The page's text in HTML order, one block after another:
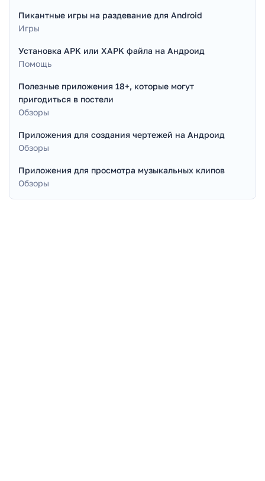
Пикантные игры на раздевание для Android
Игры
Установка APK или XAPK файла на Андроид
Помощь
Полезные приложения 18+, которые могут
пригодиться в постели
Обзоры
Приложения для создания чертежей на Андроид
Обзоры
Приложения для просмотра музыкальных клипов
Обзоры